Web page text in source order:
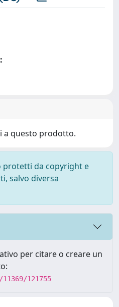
a questo prodotto.
protetti da copyright e
salvo diversa
per citare o creare un
121755